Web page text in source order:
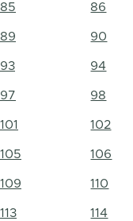
85 86
89 90
93 94
97 98
101 102
105 106
109 110
113 114